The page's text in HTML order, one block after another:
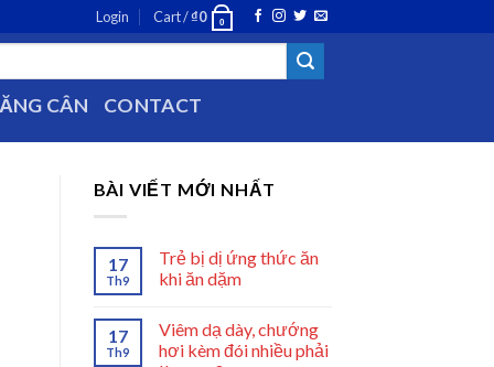
Login Cart /₫0 0
CÂN CONTACT
BÀI VIẾT MỚI NHẤT
17
Th9
Trẻ bị dị ứng thức ăn
khi ăn dặm
17
Th9
Viêm dạ dày, chướng
hơi kèm đói nhiều phải